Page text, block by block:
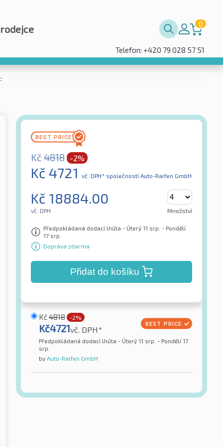
0
Telefon: +420 79 028 57 51
Kč 4818 -2%
Kč 4721 vč. DPH* společností Auto-Raifen GmbH
Kč 18884.00
vč. DPH Množství
Předpokládaná dodací lhůta - Úterý 11 srp. - Pondělí
17 srp.
Doprava zdarma
Přidat do košíku
Kč4818 -2%
Kč4721vč. DPH*
Předpokládaná dodací lhůta - Úterý 11 srp. - Pondělí 17
srp.
by Auto-Raifen GmbH